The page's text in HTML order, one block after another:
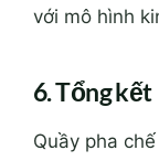
với mô hình
6. Tổng kết
Quầy pha